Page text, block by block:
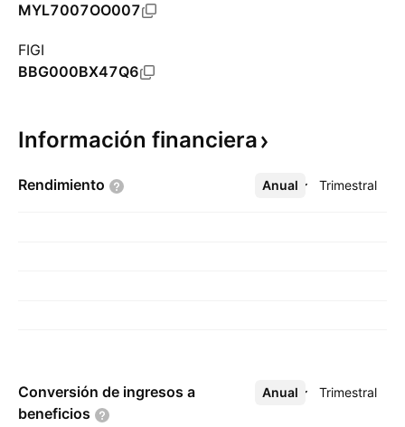
MYL7007OO007
FIGI
BBG000BX47Q6
Información financiera
Rendimiento Anual Trimestral
Más
Conversión de ingresos a
beneficios
Anual Trimestral
Más